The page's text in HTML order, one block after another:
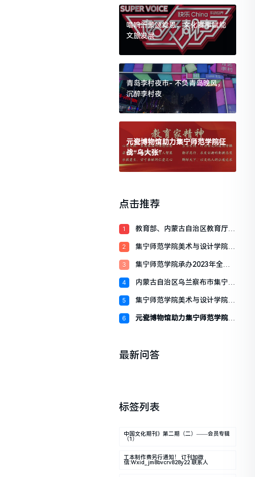
唱响沂蒙颂党恩，文化赛事赋能
文旅发展
青岛李村夜市- 不负青岛晚风，
沉醉李村夜
元瓷博物馆助力集宁师范学院征
战“乌大张”
点击推荐
1
教育部、内蒙古自治区教育厅一
2
集宁师范学院美术与设计学院开
3
集宁师范学院承办2023年全国
4
内蒙古自治区乌兰察布市集宁区
5
集宁师范学院美术与设计学院开
6
元瓷博物馆助力集宁师范学院征
最新问答
标签列表
中国文化期刊》第二期（二）——会员专辑
（1）
工本制作费另行通知！ 订刊加微
信:wxid_jm8bvcrv828y22 联系人